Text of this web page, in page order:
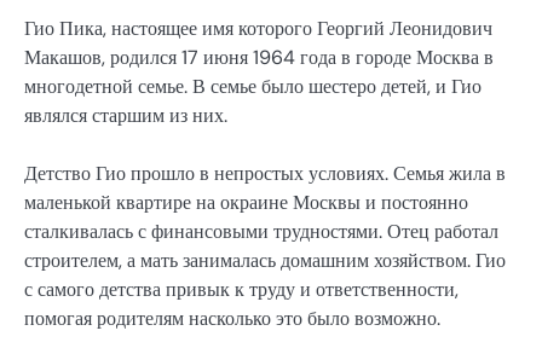
Гио Пика, настоящее имя которого Георгий Леонидович
Макашов, родился 17 июня 1964 года в городе Москва в
многодетной семье. В семье было шестеро детей, и Гио
являлся старшим из них.
Детство Гио прошло в непростых условиях. Семья жила в
маленькой квартире на окраине Москвы и постоянно
сталкивалась с финансовыми трудностями. Отец работал
строителем, а мать занималась домашним хозяйством. Гио
с самого детства привык к труду и ответственности,
помогая родителям насколько это было возможно.